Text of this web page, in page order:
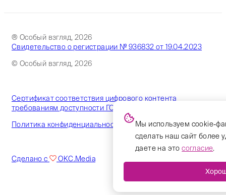
® Особый взгляд, 2026
Свидетельство о регистрации № 936832 от 19.04.2023
© Особый взгляд, 2026
Сертификат соответствия цифрового контента
требованиям доступности ГОСТ
Политика конфиденциальности
Сделано с OKC.Media
Мы используем cookie-
сделать наш сайт более
даете на этосогласие.